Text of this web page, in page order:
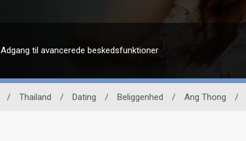
Adgang til avancerede beskedsfunktioner
/ Thailand / Dating / Beliggenhed / Ang Thong /